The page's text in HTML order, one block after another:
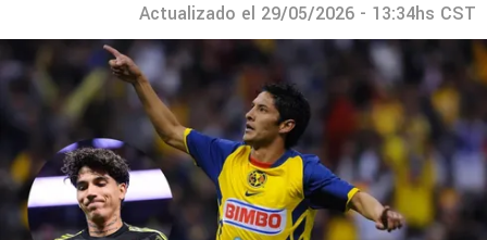
Actualizado el 29/05/2026 - 13:34hs CST